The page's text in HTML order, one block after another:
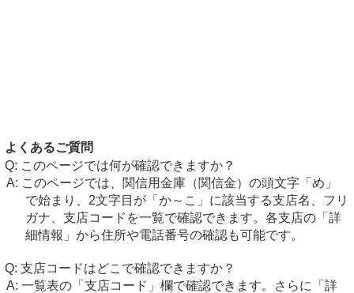
よくあるご質問
このページでは何が確認できますか？
このページでは、関信用金庫（関信金）の頭文字「め」
で始まり、2文字目が「か～こ」に該当する支店名、フリ
ガナ、支店コードを一覧で確認できます。各支店の「詳
細情報」から住所や電話番号の確認も可能です。
支店コードはどこで確認できますか？
一覧表の「支店コード」欄で確認できます。さらに「詳